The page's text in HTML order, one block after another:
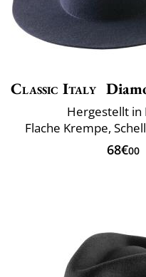
Classic Italy
Hergestellt in
Flache Krempe,
68€00